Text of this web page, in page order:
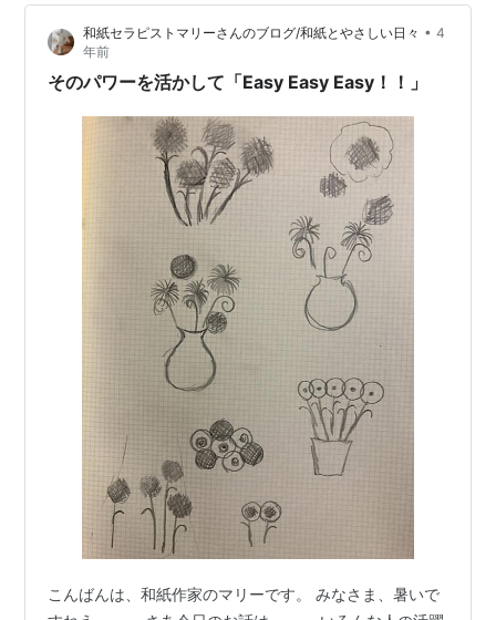
ると恐ろしい。。。 不満が出てくる時は感謝が足りな
い。と聞いたことがあります。 そんな時、私は水に感謝
することにしています。 ああ、水があってよかったな
あ。お水さん、ありがとう。 水が飲…
和紙セラピストマリーさんのブログ/和紙とやさしい日々 • 4
年前
そのパワーを活かして「Easy Easy Easy！！」
こんばんは、和紙作家のマリーです。 みなさま、暑いで